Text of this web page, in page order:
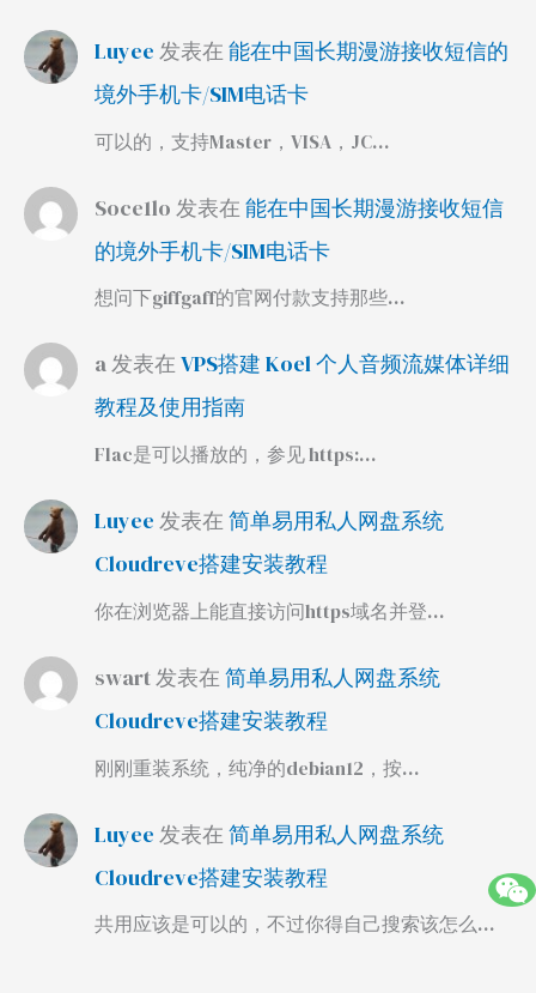
Luyee 发表在能在中国长期漫游接收短信的
境外手机卡/SIM电话卡
可以的，支持Master，VISA，JC…
Soce1lo 发表在 能在中国长期漫游接收短信
的境外手机卡/SIM电话卡
想问下giffgaff的官网付款支持那些…
a发表在VPS搭建 Koel 个人音频流媒体详细
教程及使用指南
Flac是可以播放的，参见 https:…
Luyee 发表在简单易用私人网盘系统
Cloudreve搭建安装教程
你在浏览器上能直接访问https域名并登…
swart发表在 简单易用私人网盘系统
Cloudreve搭建安装教程
刚刚重装系统，纯净的debian12，按…
Luyee 发表在 简单易用私人网盘系统
Cloudreve搭建安装教程
共用应该是可以的，不过你得自己搜索该怎么…